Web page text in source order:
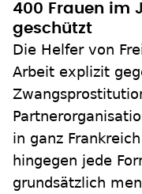
400 Frauen im
geschützt
Die Helfer von
Arbeit explizit
in ganz
hingegen jede
grundsätzlich